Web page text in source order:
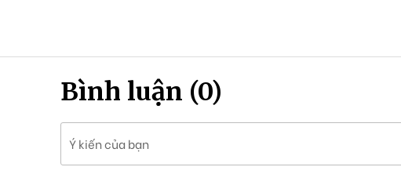
Bình luận (0)
Ý kiến của bạn